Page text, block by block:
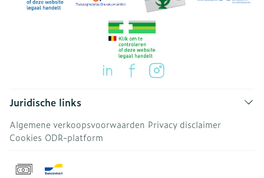
Juridische links
Algemene verkoopsvoorwaarden Privacy disclaimer
Cookies ODR-platform